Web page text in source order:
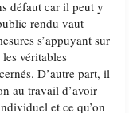
défaut car il peut y
rendu vaut
s’appuyant sur
véritables
D’autre part, il
au travail d’avoir
et ce qu’on